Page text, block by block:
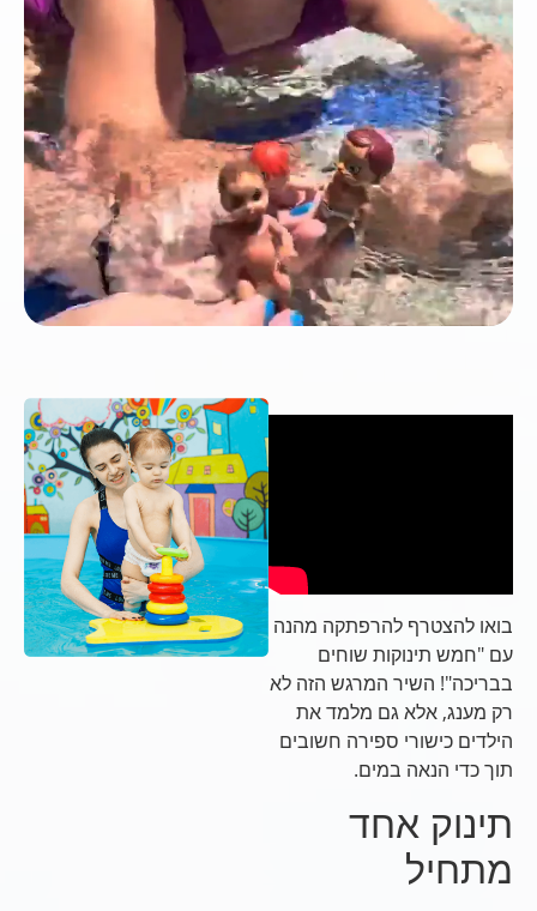
בואו להצטרף להרפתקה מהנה
עם "חמש תינוקות שוחים
בבריכה"! השיר המרגש הזה לא
רק מענג, אלא גם מלמד את
הילדים כישורי ספירה חשובים
תוך כדי הנאה במים.
תינוק אחד
מתחיל